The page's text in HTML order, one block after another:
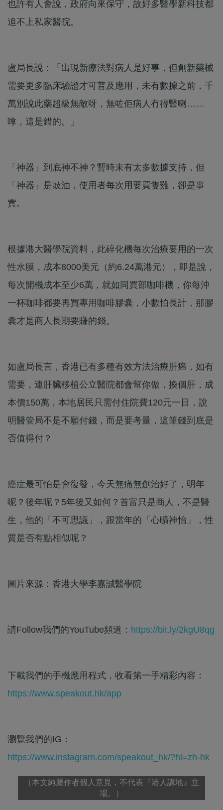
也許有人會說，政府向來保守，故好多醫學新科技都
追不上私家醫院。
盧局長說：「出現新療法對病人是好事，但創新藥械
需要更多臨床驗證才可普及應用，未有數據之前，千
萬別說此藥超級無敵呀，無咗佢病人冇得醫喇……
嗱，這是錯的。」
「神器」到底神不神？暫時未有太多數據支持，但
「神器」是豉油，使用者每次用要買隻雞，卻是事
實。
根據港大醫學院資料，此碎化機每次治療要用的一次
性水膜，成本8000美元（約6.24萬港元），即是說，
每次開機成本至少6萬，就如同買部咖啡機，你每沖
一杯咖啡都要再買專用咖啡膠囊，小數怕長計，那膠
囊才是商人長期要賺的錢。
如盧局長言，香港已有多種有效方法治療肝癌，如有
需要，連肝臟移植公立醫院都會幫你做，換個肝，成
本價150萬，本地居民只需付住院費120元一日，說
明醫管局不是不願付錢，而是要考量，這筆錢到底是
否值得付？
癌症最可怕是會復發，今天無痛無創治好了，明年
呢？後年呢？5年後又如何？首富只是商人，不是醫
生，他的「不可思議」，跟當年的「心曠神怡」，性
質是否有點相似呢？
圖片來源：香港大學李嘉誠醫學院
請Follow我們的YouTube頻道： https://bit.ly/2kgU8qg
下載我們的手機應用程式，收看第一手精彩內容：
https://www.speakout.hk/app
瀏覽我們的IG：
https://www.instagram.com/speakout_hk/?hl=zh-hk
（本文純屬作者個人意見，不代表『港人講地』立
場。）